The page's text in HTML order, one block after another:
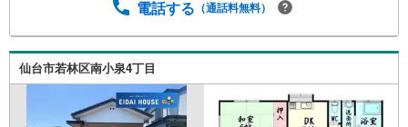
【リフォーム】など住宅に関する様々なご相談はもちろ
も、誠心誠意ご説明させていただきます。各店舗ではキッ
ズスペースも完備！お子様連れのご家族皆様で、ぜひお越
しください。営業時間:10:00～18:00（定休日:火・水曜日
※店舗により変動あり）現地のご案内も可能ですので、どう
ぞお気軽にお問い合わせください！
電話する （通話料無料）
仙台市若林区南小泉4丁目